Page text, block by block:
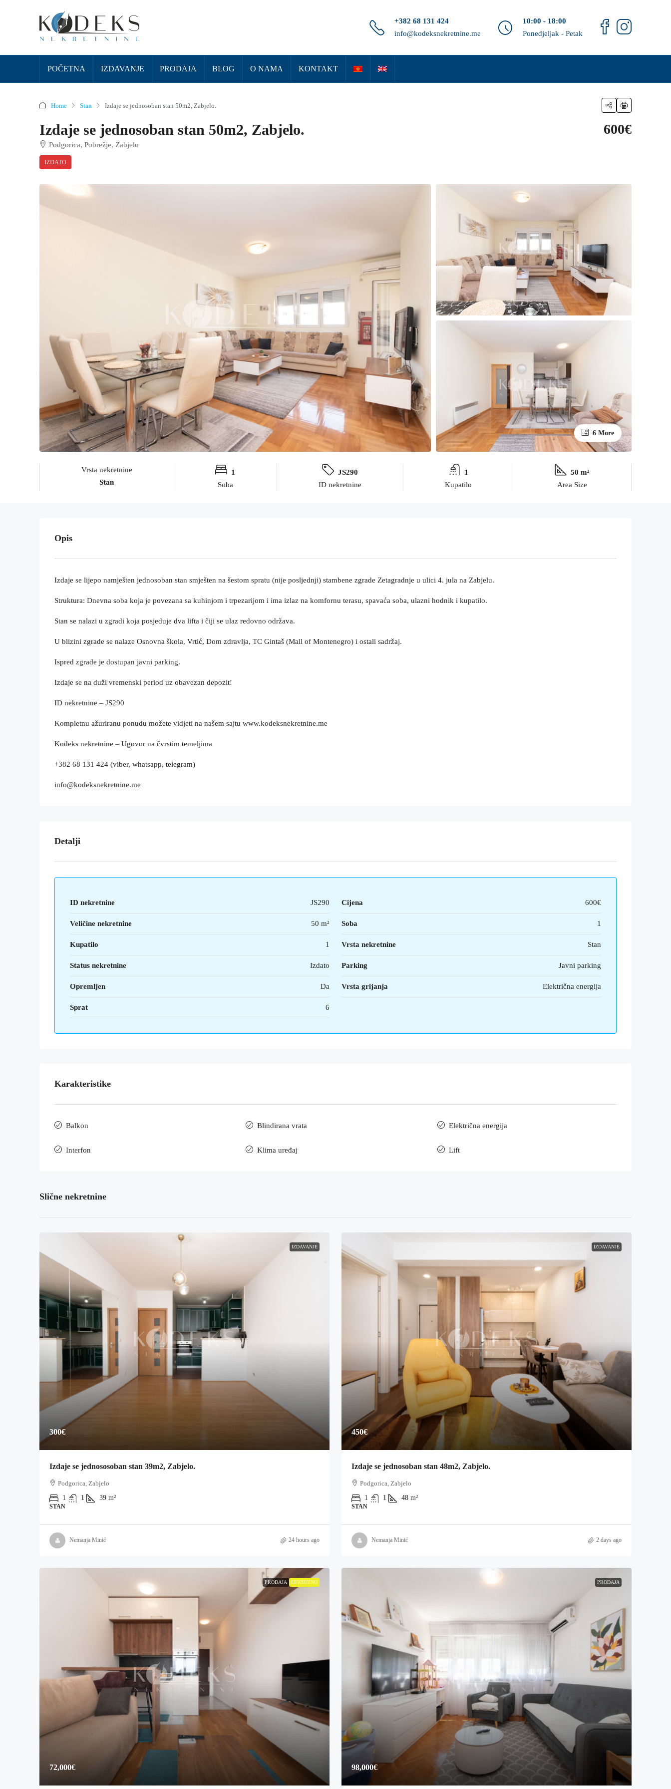
+382 68 131 424
info@kodeksnekretnine.me
10:00 - 18:00
Ponedjeljak - Petak
POČETNA IZDAVANJE PRODAJA BLOG O NAMA KONTAKT
Home Stan Izdaje se jednosoban stan 50m2, Zabjelo.
Izdaje se jednosoban stan 50m2, Zabjelo.
Podgorica, Pobrežje, Zabjelo
IZDATO
600€
6 More
Vrsta nekretnine
Stan
1
Soba
JS290
ID nekretnine
1
Kupatilo
50 m²
Area Size
Opis
Izdaje se lijepo namješten jednosoban stan smješten na šestom spratu (nije posljednji) stambene zgrade Zetagradnje u ulici 4. jula na Zabjelu.
Struktura: Dnevna soba koja je povezana sa kuhinjom i trpezarijom i ima izlaz na komfornu terasu, spavaća soba, ulazni hodnik i kupatilo.
Stan se nalazi u zgradi koja posjeduje dva lifta i čiji se ulaz redovno održava.
U blizini zgrade se nalaze Osnovna škola, Vrtić, Dom zdravlja, TC Gintaš (Mall of Montenegro) i ostali sadržaj.
Ispred zgrade je dostupan javni parking.
Izdaje se na duži vremenski period uz obavezan depozit!
ID nekretnine – JS290
Kompletnu ažuriranu ponudu možete vidjeti na našem sajtu www.kodeksnekretnine.me
Kodeks nekretnine – Ugovor na čvrstim temeljima
+382 68 131 424 (viber, whatsapp, telegram)
info@kodeksnekretnine.me
Detalji
ID nekretnine JS290 Cijena 600€
Veličine nekretnine 50 m² Soba 1
Kupatilo 1 Vrsta nekretnine Stan
Status nekretnine Izdato Parking Javni parking
Opremljen Da Vrsta grijanja Električna energija
Sprat 6
Karakteristike
Balkon Blindirana vrata Električna energija
Interfon Klima uređaj Lift
Slične nekretnine
IZDAVANJE
300€
Izdaje se jednososoban stan 39m2, Zabjelo.
Podgorica, Zabjelo
1
1 39 m²
STAN
Nemanja Minić 24 hours ago
IZDAVANJE
450€
Izdaje se jednosoban stan 48m2, Zabjelo.
Podgorica, Zabjelo
1
1 48 m²
STAN
Nemanja Minić 2 days ago
PRODAJA LUKSUZNO
72,000€
PRODAJA
98,000€